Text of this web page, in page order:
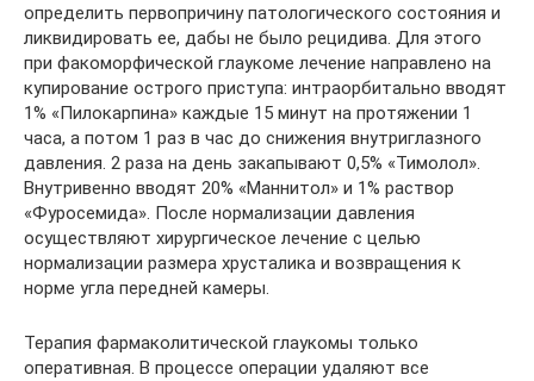
определить первопричину патологического состояния и
ликвидировать ее, дабы не было рецидива. Для этого
при факоморфической глаукоме лечение направлено на
купирование острого приступа: интраорбитально вводят
1% «Пилокарпина» каждые 15 минут на протяжении 1
часа, а потом 1 раз в час до снижения внутриглазного
давления. 2 раза на день закапывают 0,5% «Тимолол».
Внутривенно вводят 20% «Маннитол» и 1% раствор
«Фуросемида». После нормализации давления
осуществляют хирургическое лечение с целью
нормализации размера хрусталика и возвращения к
норме угла передней камеры.
Терапия фармаколитической глаукомы только
оперативная. В процессе операции удаляют все